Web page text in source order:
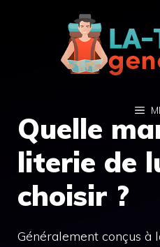
Quelle
literie de
choisir ?
Généralement conçus à